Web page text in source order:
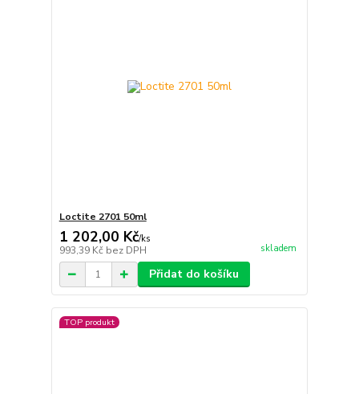
Loctite 2701 50ml
1 202,00 Kč/ks
993,39 Kč bez DPH skladem
Přidat do košíku
TOP produkt